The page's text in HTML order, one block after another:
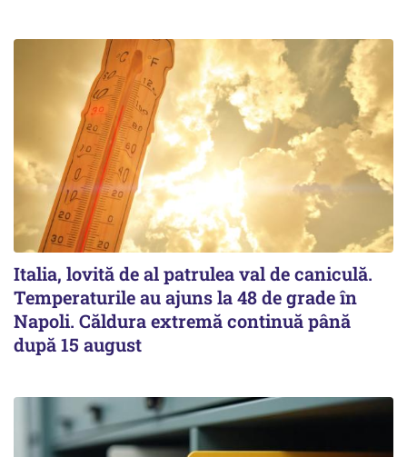
Italia, lovită de al patrulea val de caniculă.
Temperaturile au ajuns la 48 de grade în
Napoli. Căldura extremă continuă până
după 15 august